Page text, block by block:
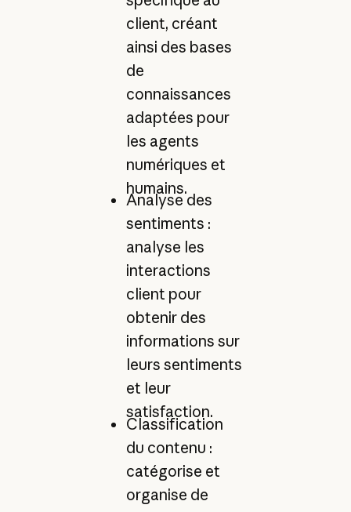
client, créant
ainsi des bases
de
connaissances
adaptées pour
les agents
numériques et
humains.
Analyse des
sentiments :
analyse les
interactions
client pour
obtenir des
informations sur
leurs sentiments
et leur
satisfaction.
Classification
du contenu :
catégorise et
organise de